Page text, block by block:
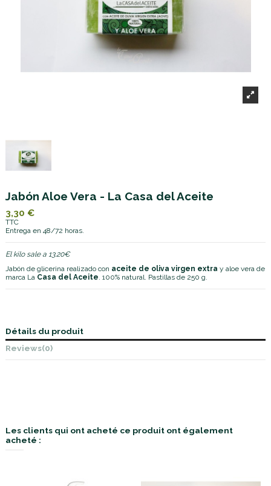
Jabón Aloe Vera - La Casa del Aceite
3,30 €
TTC
Entrega en 48/72 horas.
El kilo sale a 13.20€
Jabón de glicerina realizado con aceite de oliva virgen extra y aloe vera de
marca La Casa del Aceite . 100% natural. Pastillas de 250 g.
Détails du produit
Reviews(0)
Les clients qui ont acheté ce produit ont également
acheté :